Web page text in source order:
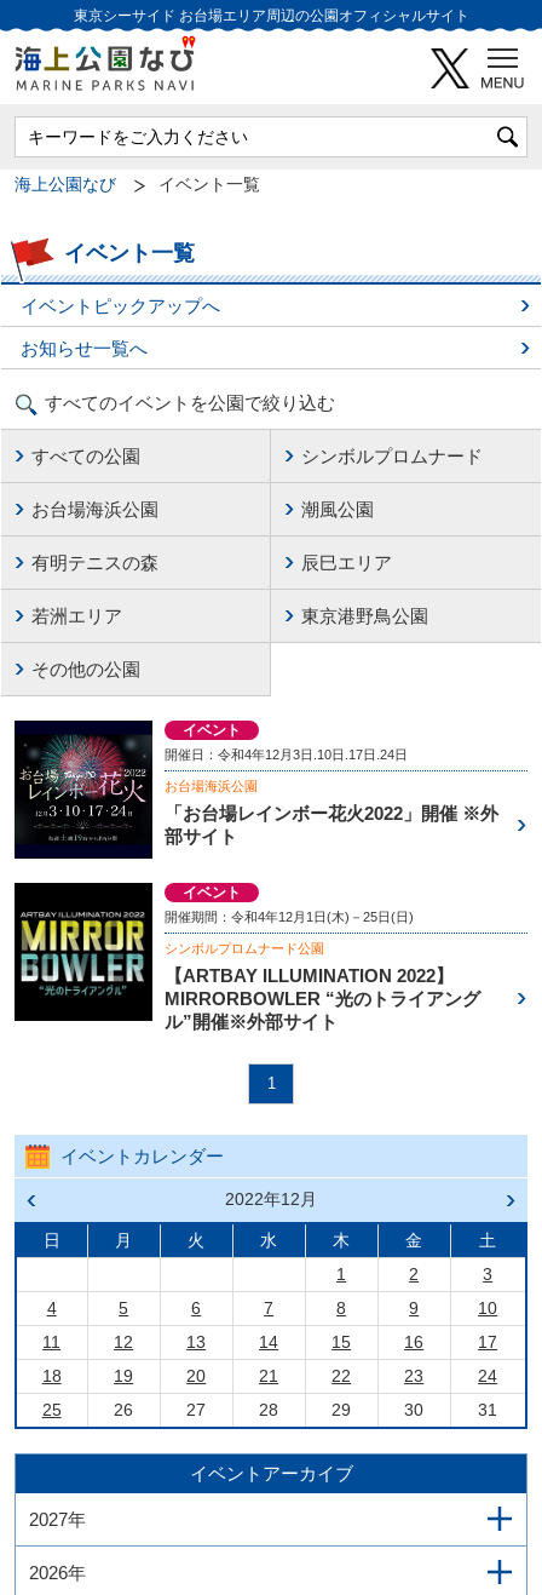
東京シーサイド お台場エリア周辺の公園オフィシャルサイト
海上公園なび イベント一覧
イベント一覧
イベントピックアップへ
お知らせ一覧へ
すべてのイベントを公園で絞り込む
すべての公園 シンボルプロムナード
お台場海浜公園 潮風公園
有明テニスの森 辰巳エリア
若洲エリア 東京港野鳥公園
その他の公園
イベント
開催日：令和4年12月3日.10日.17日.24日
お台場海浜公園
「お台場レインボー花火2022」開催 ※外
部サイト
イベント
開催期間：令和4年12月1日(木)－25日(日)
シンボルプロムナード公園
【ARTBAY ILLUMINATION 2022】
MIRRORBOWLER “光のトライアング
ル”開催※外部サイト
1
イベントカレンダー
前の
戻る
2022年12月
次の
進む
日 月 火 水 木 金
土
1
2
3
4
5 6 7 8 9
10
11
12 13 14 15 16
17
18
19 20 21 22 23
24
25
26 27 28 29 30 31
イベントアーカイブ
2027年
2026年